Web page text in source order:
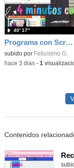
Programa con Scratch juegos con los partidos del mundial 2026 ganados por España
Contenido educativo.
subido por Felicisimo G.
40′ 17″
-hace 3 dias- 1
Contenidos